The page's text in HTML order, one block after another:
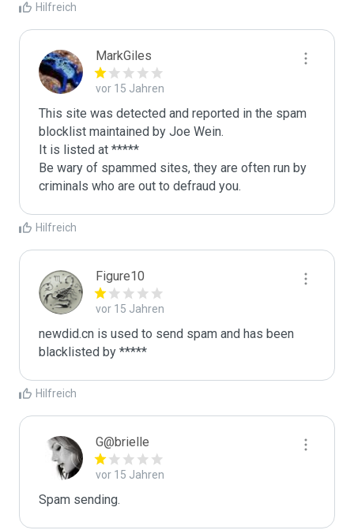
Hilfreich
MarkGiles
vor 15 Jahren
This site was detected and reported in the spam
blocklist maintained by Joe Wein.
It is listed at *****
Be wary of spammed sites, they are often run by
criminals who are out to defraud you.
Hilfreich
Figure10
vor 15 Jahren
newdid.cn is used to send spam and has been
blacklisted by *****
Hilfreich
G@brielle
vor 15 Jahren
Spam sending.